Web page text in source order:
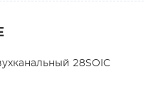
28SOIC